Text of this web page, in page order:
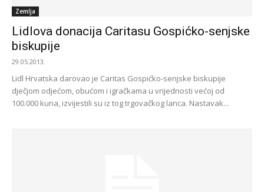
Zemlja
Lidlova donacija Caritasu Gospićko-senjske
biskupije
29.05.2013.
Lidl Hrvatska darovao je Caritas Gospićko-senjske biskupije
dječjom odjećom, obućom i igračkama u vrijednosti većoj od
100.000 kuna, izvijestili su iz tog trgovačkog lanca. Nastavak...